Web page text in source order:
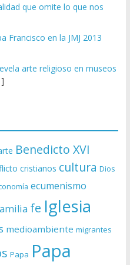
que omite lo que nos
Francisco en la JMJ 2013
arte religioso en museos
Benedicto XVI
cristianos cultura Dios
ecumenismo
fe Iglesia
medioambiente migrantes
Papa Papa